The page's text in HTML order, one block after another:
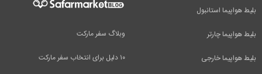
وبلاگ سفر مارکت
۱۰ دلیل برای انتخاب سفر مارکت
بلیط هواپیما استانبول
بلیط هواپیما چارتر
بلیط هواپیما خارجی